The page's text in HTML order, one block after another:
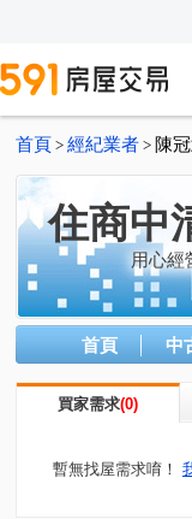
首頁 > 經紀業者 > 陳
住商中
用心經
首頁 中
買家需求(0)
暫無找屋需求唷！